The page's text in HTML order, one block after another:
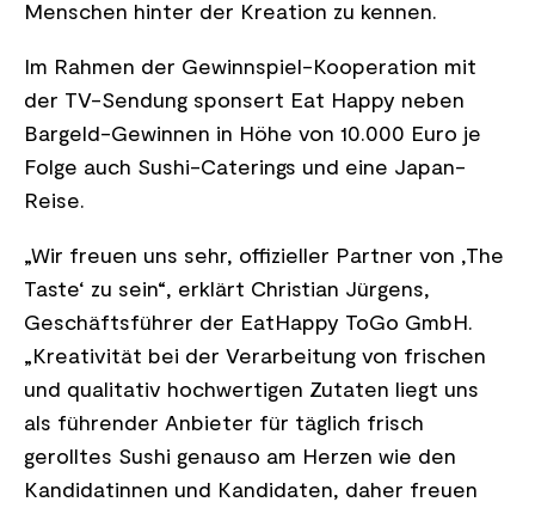
Menschen hinter der Kreation zu kennen.
Im Rahmen der Gewinnspiel-Kooperation mit
der TV-Sendung sponsert Eat Happy neben
Bargeld-Gewinnen in Höhe von 10.000 Euro je
Folge auch Sushi-Caterings und eine Japan-
Reise.
„Wir freuen uns sehr, offizieller Partner von ‚The
Taste‘ zu sein“, erklärt Christian Jürgens,
Geschäftsführer der EatHappy ToGo GmbH.
„Kreativität bei der Verarbeitung von frischen
und qualitativ hochwertigen Zutaten liegt uns
als führender Anbieter für täglich frisch
gerolltes Sushi genauso am Herzen wie den
Kandidatinnen und Kandidaten, daher freuen